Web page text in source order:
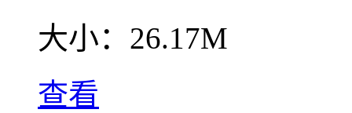
大小： 26.17M
查看